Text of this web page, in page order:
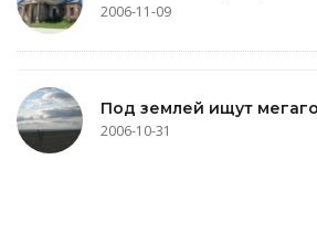
2006-11-09
Под землей ищут
2006-10-31